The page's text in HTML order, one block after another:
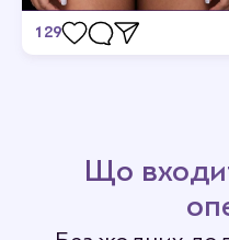
129
Що